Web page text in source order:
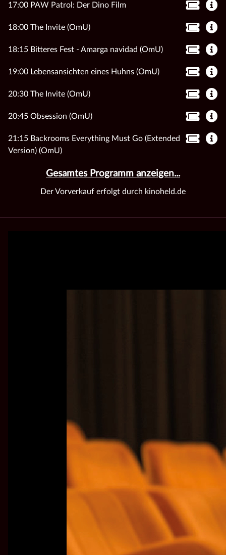
17:00 PAW Patrol: Der Dino Film
18:00 The Invite (OmU)
18:15 Bitteres Fest - Amarga navidad (OmU)
19:00 Lebensansichten eines Huhns (OmU)
20:30 The Invite (OmU)
20:45 Obsession (OmU)
21:15 Backrooms Everything Must Go (Extended
Version) (OmU)
Gesamtes Programm anzeigen...
Der Vorverkauf erfolgt durch kinoheld.de